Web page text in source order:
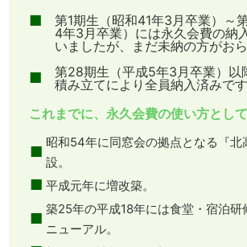
■
第1期生（昭和41年3月卒業）～
4年3月卒業）には永久会費の納
いましたが、まだ未納の方がおら
■
第28期生（平成5年3月卒業）以
積み立てにより全員納入済みです
これまでに、永久会費の使い方とし
■
昭和54年に同窓会の拠点となる『北
設。
■ 平成元年に増改築。
■
築25年の平成18年には食堂・宿泊研
ニューアル。